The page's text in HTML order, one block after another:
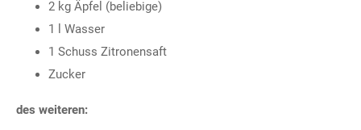
2 kg Äpfel (beliebige)
1 l Wasser
1 Schuss Zitronensaft
Zucker
des weiteren: